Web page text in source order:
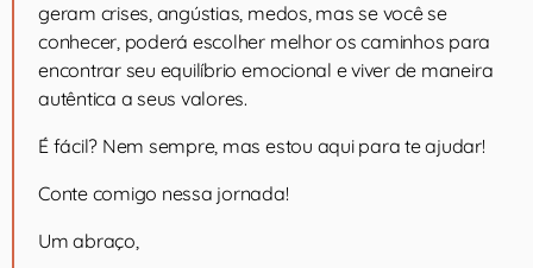
geram crises, angústias, medos, mas se você se
conhecer, poderá escolher melhor os caminhos para
encontrar seu equilíbrio emocional e viver de maneira
autêntica a seus valores.
É fácil? Nem sempre, mas estou aqui para te ajudar!
Conte comigo nessa jornada!
Um abraço,